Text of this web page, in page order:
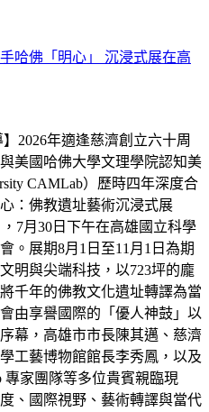
哈佛「明心」 沉浸式展在高
2026年適逢慈濟創立六十周
美國哈佛大學文理學院認知美
CAMLab）歷時四年深度合
：佛教遺址藝術沉浸式展
，7月30日下午在高雄國立科學
。展期8月1日至11月1日為期
明與尖端科技，以723坪的龐
千年的佛教文化遺址轉譯為當
由享譽國際的「優人神鼓」以
幕，高雄市市長陳其邁、慈濟
工藝博物館館長李秀鳳，以及
家團隊等多位貴賓親臨現
、國際視野、藝術轉譯與當代